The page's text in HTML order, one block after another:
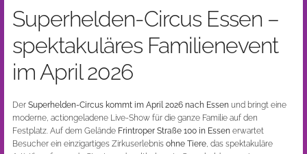
Superhelden-Circus Essen –
spektakuläres Familienevent
im April 2026
DerSuperhelden-Circus kommt im April 2026 nach Essen und bringt eine
moderne, actiongeladene Live-Show für die ganze Familie auf den
Festplatz. Auf dem Gelände Frintroper Straße 100 in Essen erwartet
Besucher ein einzigartiges Zirkuserlebnisohne Tiere , das spektakuläre